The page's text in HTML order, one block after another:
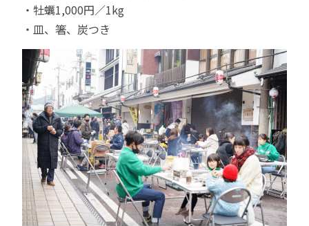
・牡蠣1,000円／1kg
・皿、箸、炭つき